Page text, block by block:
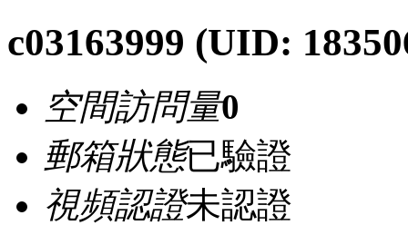
c03163999 (UID:
空間訪問量0
郵箱狀態已驗證
視頻認證未認證